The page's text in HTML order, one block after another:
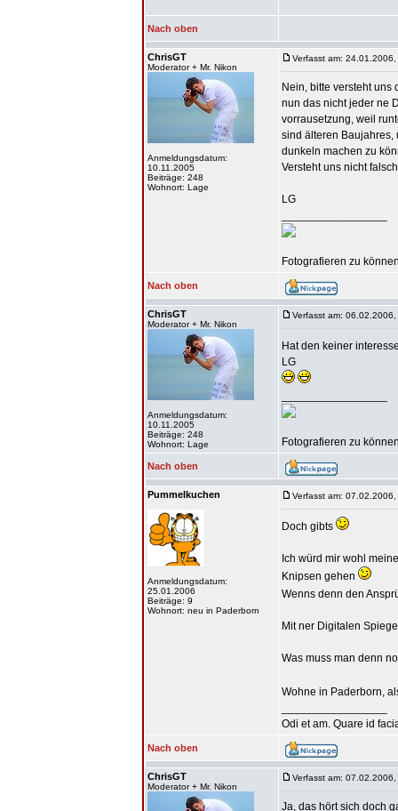
Nach oben
ChrisGT
Moderator + Mr. Nikon
Anmeldungsdatum:
10.11.2005
Beiträge: 248
Wohnort: Lage
Verfasst am:
Nein, bitte versteht
nun das nicht jeder ne
vorrausetzung, weil
sind älteren Baujahres,
dunkeln machen zu
Versteht uns nicht
LG
Fotografieren zu
Nach oben
ChrisGT
Moderator + Mr. Nikon
Anmeldungsdatum:
10.11.2005
Beiträge: 248
Wohnort: Lage
Verfasst am:
Hat den keiner
LG
Fotografieren zu
Nach oben
Pummelkuchen
Anmeldungsdatum:
25.01.2006
Beiträge: 9
Wohnort: neu in Paderborn
Verfasst am:
Doch gibts
Ich würd mir wohl
Knipsen gehen
Wenns denn den
Mit ner Digitalen
Was muss man denn
Wohne in Paderborn,
Odi et am. Quare id
Nach oben
ChrisGT
Moderator + Mr. Nikon
Verfasst am:
Ja, das hört sich doch